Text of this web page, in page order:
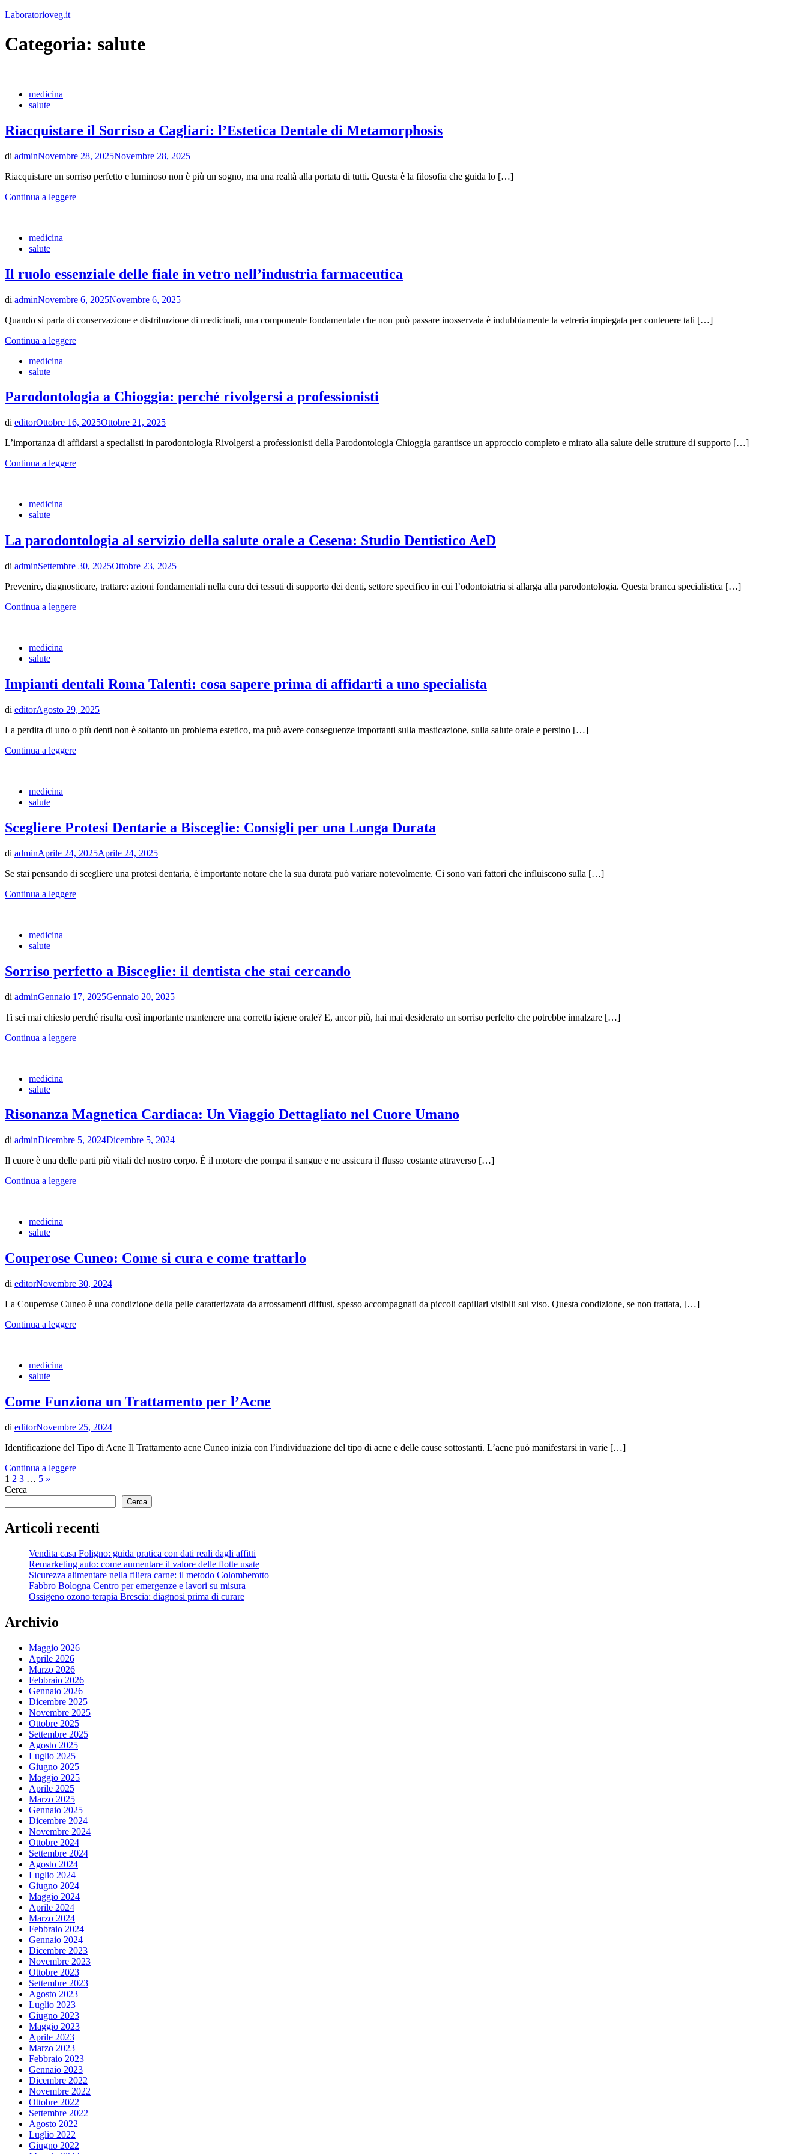
Vai
contenuto
Laboratorioveg.it
Categoria: salute
medicina
salute
Riacquistare il Sorriso a Cagliari: l’Estetica Dentale di Metamorphosis
di adminNovembre 28, 2025Novembre 28, 2025
Riacquistare un sorriso perfetto e luminoso non è più un sogno, ma una realtà alla portata di tutti. Questa è la filosofia che guida lo […]
Continua a leggere
medicina
salute
Il ruolo essenziale delle fiale in vetro nell’industria farmaceutica
di adminNovembre 6, 2025Novembre 6, 2025
Quando si parla di conservazione e distribuzione di medicinali, una componente fondamentale che non può passare inosservata è indubbiamente la vetreria impiegata per contenere tali […]
Continua a leggere
medicina
salute
Parodontologia a Chioggia: perché rivolgersi a professionisti
di editorOttobre 16, 2025Ottobre 21, 2025
L’importanza di affidarsi a specialisti in parodontologia Rivolgersi a professionisti della Parodontologia Chioggia garantisce un approccio completo e mirato alla salute delle strutture di supporto […]
Continua a leggere
medicina
salute
La parodontologia al servizio della salute orale a Cesena: Studio Dentistico AeD
di adminSettembre 30, 2025Ottobre 23, 2025
Prevenire, diagnosticare, trattare: azioni fondamentali nella cura dei tessuti di supporto dei denti, settore specifico in cui l’odontoiatria si allarga alla parodontologia. Questa branca specialistica […]
Continua a leggere
medicina
salute
Impianti dentali Roma Talenti: cosa sapere prima di affidarti a uno specialista
di editorAgosto 29, 2025
La perdita di uno o più denti non è soltanto un problema estetico, ma può avere conseguenze importanti sulla masticazione, sulla salute orale e persino […]
Continua a leggere
medicina
salute
Scegliere Protesi Dentarie a Bisceglie: Consigli per una Lunga Durata
di adminAprile 24, 2025Aprile 24, 2025
Se stai pensando di scegliere una protesi dentaria, è importante notare che la sua durata può variare notevolmente. Ci sono vari fattori che influiscono sulla […]
Continua a leggere
medicina
salute
Sorriso perfetto a Bisceglie: il dentista che stai cercando
di adminGennaio 17, 2025Gennaio 20, 2025
Ti sei mai chiesto perché risulta così importante mantenere una corretta igiene orale? E, ancor più, hai mai desiderato un sorriso perfetto che potrebbe innalzare […]
Continua a leggere
medicina
salute
Risonanza Magnetica Cardiaca: Un Viaggio Dettagliato nel Cuore Umano
di adminDicembre 5, 2024Dicembre 5, 2024
Il cuore è una delle parti più vitali del nostro corpo. È il motore che pompa il sangue e ne assicura il flusso costante attraverso […]
Continua a leggere
medicina
salute
Couperose Cuneo: Come si cura e come trattarlo
di editorNovembre 30, 2024
La Couperose Cuneo è una condizione della pelle caratterizzata da arrossamenti diffusi, spesso accompagnati da piccoli capillari visibili sul viso. Questa condizione, se non trattata, […]
Continua a leggere
medicina
salute
Come Funziona un Trattamento per l’Acne
di editorNovembre 25, 2024
Identificazione del Tipo di Acne Il Trattamento acne Cuneo inizia con l’individuazione del tipo di acne e delle cause sottostanti. L’acne può manifestarsi in varie […]
Continua a leggere
Paginazione
degli
articoli
1 2 3 … 5 Articolo
»
Cerca
Cerca
Articoli recenti
Vendita casa Foligno: guida pratica con dati reali dagli affitti
Remarketing auto: come aumentare il valore delle flotte usate
Sicurezza alimentare nella filiera carne: il metodo Colomberotto
Fabbro Bologna Centro per emergenze e lavori su misura
Ossigeno ozono terapia Brescia: diagnosi prima di curare
Archivio
Maggio 2026
Aprile 2026
Marzo 2026
Febbraio 2026
Gennaio 2026
Dicembre 2025
Novembre 2025
Ottobre 2025
Settembre 2025
Agosto 2025
Luglio 2025
Giugno 2025
Maggio 2025
Aprile 2025
Marzo 2025
Gennaio 2025
Dicembre 2024
Novembre 2024
Ottobre 2024
Settembre 2024
Agosto 2024
Luglio 2024
Giugno 2024
Maggio 2024
Aprile 2024
Marzo 2024
Febbraio 2024
Gennaio 2024
Dicembre 2023
Novembre 2023
Ottobre 2023
Settembre 2023
Agosto 2023
Luglio 2023
Giugno 2023
Maggio 2023
Aprile 2023
Marzo 2023
Febbraio 2023
Gennaio 2023
Dicembre 2022
Novembre 2022
Ottobre 2022
Settembre 2022
Agosto 2022
Luglio 2022
Giugno 2022